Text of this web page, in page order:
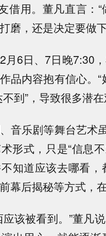
借用。董凡直言
磨，还是决定要做
月6日、7日晚7:30
品内容抱有信心。
到”，导致很多潜
音乐剧等舞台艺术
形式，只是“信息
知道应该去哪看
幕后揭秘等方式，
该被看到。”董凡